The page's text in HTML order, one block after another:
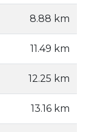
8.88 km
11.49 km
12.25 km
13.16 km